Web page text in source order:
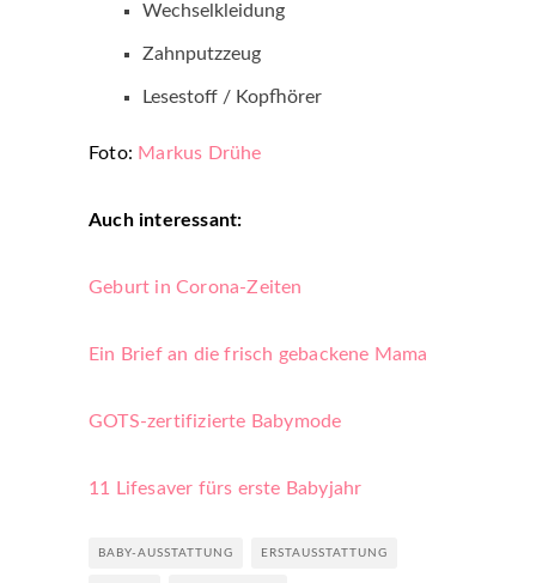
Wechselkleidung
Zahnputzzeug
Lesestoff / Kopfhörer
Foto: Markus Drühe
Auch interessant:
Geburt in Corona-Zeiten
Ein Brief an die frisch gebackene Mama
GOTS-zertifizierte Babymode
11 Lifesaver fürs erste Babyjahr
BABY-AUSSTATTUNG ERSTAUSSTATTUNG